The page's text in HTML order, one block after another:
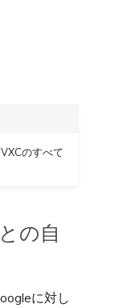
のすべて
の自
に対し